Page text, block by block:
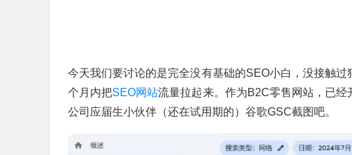
今天我们要讨论的是完全没有基础的SEO小白，没接触
个月内把SEO网站流量拉起来。作为B2C零售网站，已
公司应届生小伙伴（还在试用期的）谷歌GSC截图吧。